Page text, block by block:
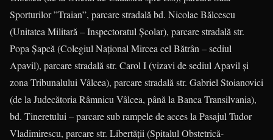
Sporturilor ”Traian”, parcare stradală bd. Nicolae Bălcescu
(Unitatea Militară – Inspectoratul Şcolar), parcare stradală str.
Popa Şapcă (Colegiul Naţional Mircea cel Bătrân – sediul
Apavil), parcare stradală str. Carol I (vizavi de sediul Apavil şi
zona Tribunalului Vâlcea), parcare stradală str. Gabriel Stoianovici
(de la Judecătoria Râmnicu Vâlcea, până la Banca Transilvania),
bd. Tineretului – parcare sub rampele de acces la Pasajul Tudor
Vladimirescu, parcare str. Libertăţii (Spitalul Obstetrică-